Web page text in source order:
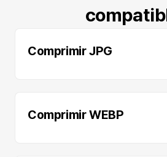
Comprimir JPG
Comprimir WEBP